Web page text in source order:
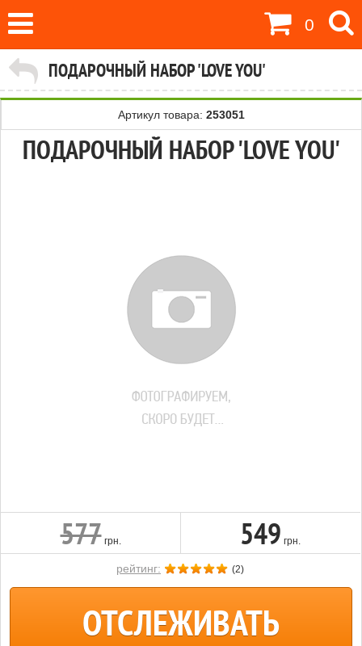
Артикул товара: 253051
ПОДАРОЧНЫЙ НАБОР 'LOVE YOU'
577 грн. 549 грн.
рейтинг: (2)
ОТСЛЕЖИВАТЬ
0
ПОДАРОЧНЫЙ НАБОР 'LOVE YOU'